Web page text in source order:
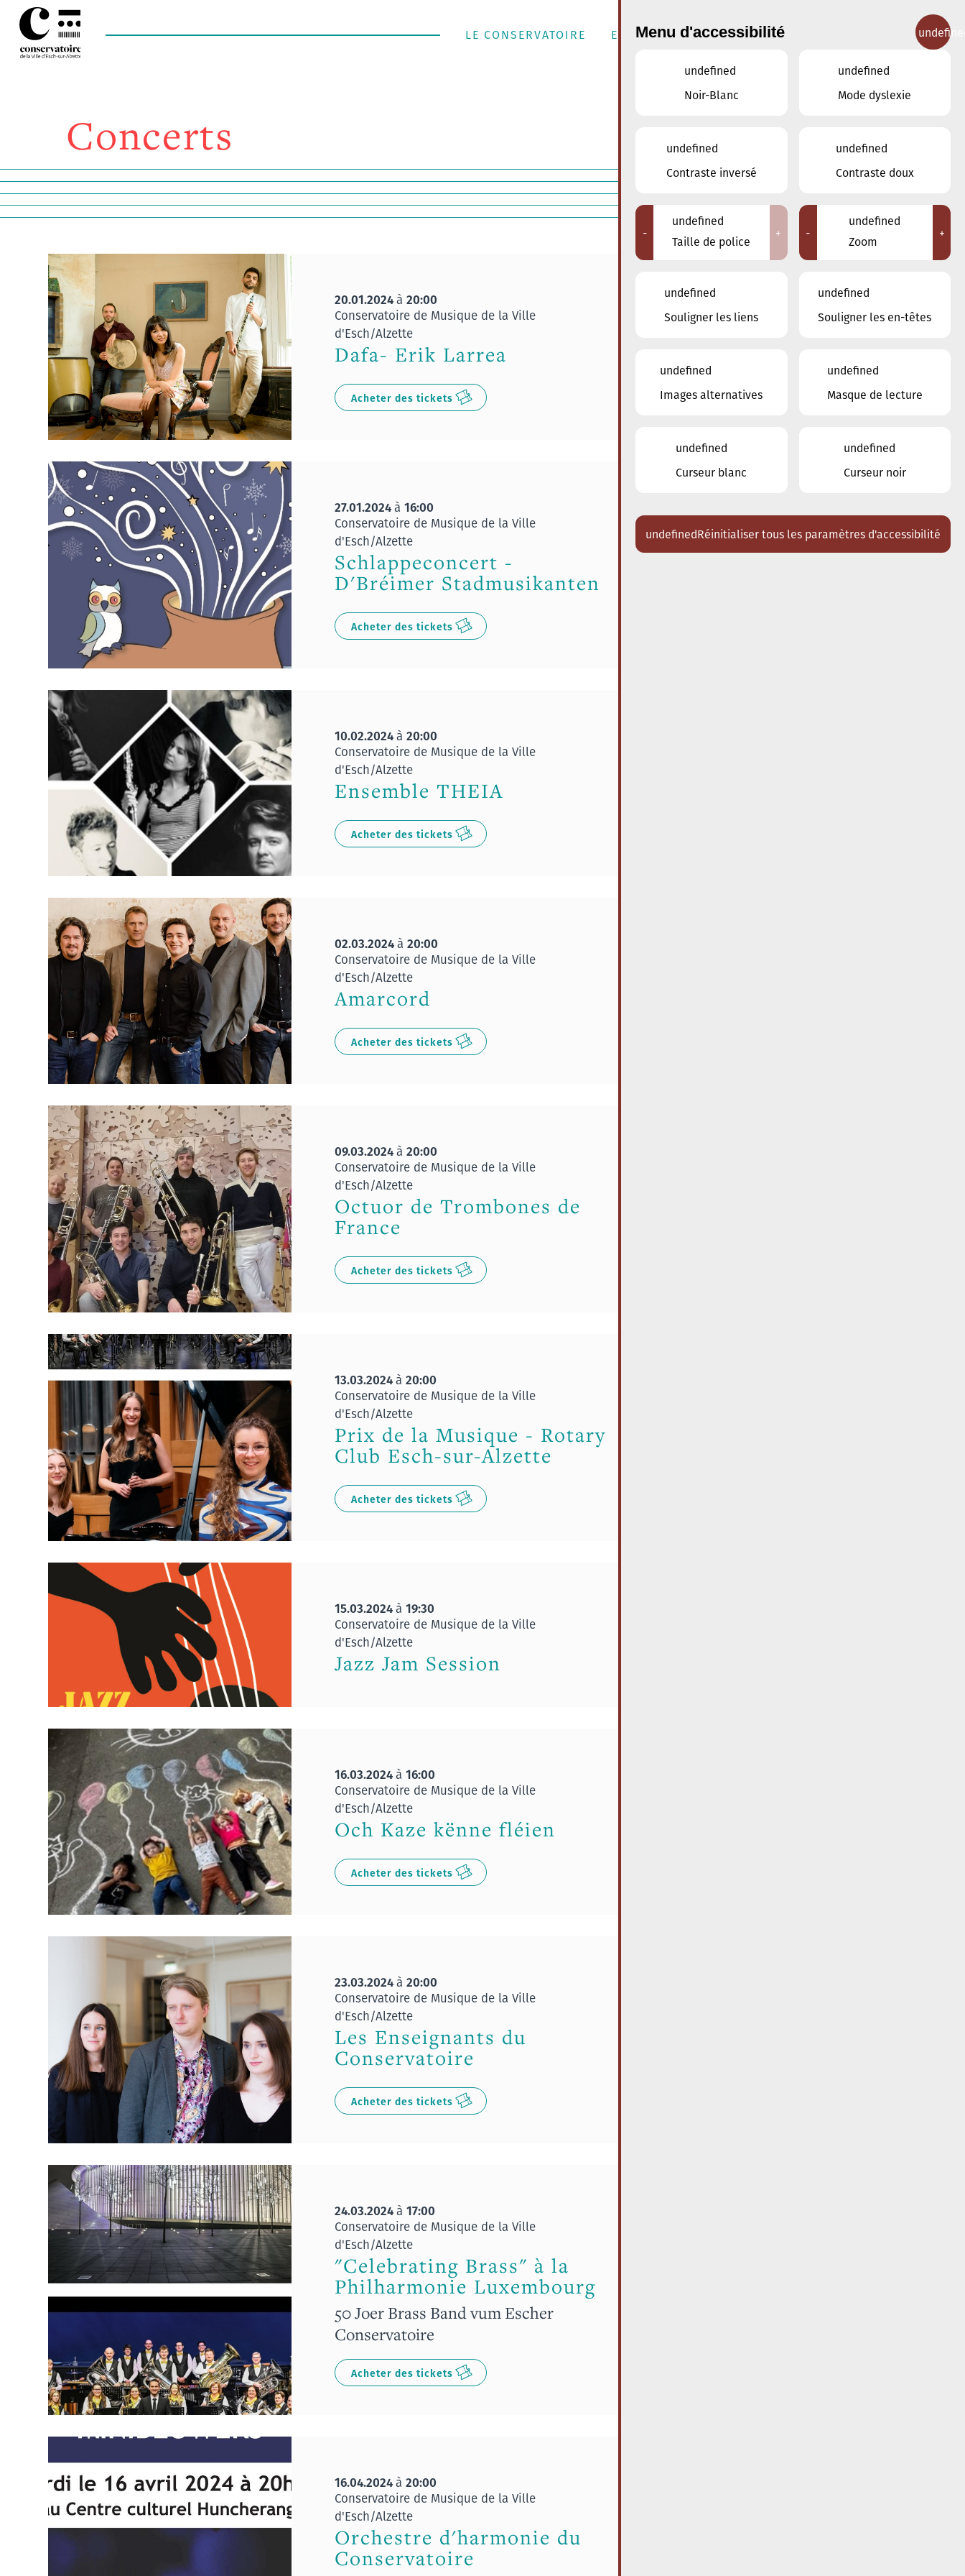
LE CONSERVATOIRE ENSEIGNEMENT MUSICAL CONTACT
Concerts
20.01.2024à 20:00
Conservatoire de Musique de la Ville
d'Esch/Alzette
Dafa- Erik Larrea
Acheter des tickets
27.01.2024à 16:00
Conservatoire de Musique de la Ville
d'Esch/Alzette
Schlappeconcert -
D'Bréimer Stadmusikanten
Acheter des tickets
10.02.2024à 20:00
Conservatoire de Musique de la Ville
d'Esch/Alzette
Ensemble THEIA
Acheter des tickets
02.03.2024à 20:00
Conservatoire de Musique de la Ville
d'Esch/Alzette
Amarcord
Acheter des tickets
09.03.2024à 20:00
Conservatoire de Musique de la Ville
d'Esch/Alzette
Octuor de Trombones de
France
Acheter des tickets
13.03.2024à 20:00
Conservatoire de Musique de la Ville
d'Esch/Alzette
Prix de la Musique - Rotary
Club Esch-sur-Alzette
Acheter des tickets
15.03.2024à 19:30
Conservatoire de Musique de la Ville
d'Esch/Alzette
Jazz Jam Session
16.03.2024à 16:00
Conservatoire de Musique de la Ville
d'Esch/Alzette
Och Kaze kënne fléien
Acheter des tickets
23.03.2024à 20:00
Conservatoire de Musique de la Ville
d'Esch/Alzette
Les Enseignants du
Conservatoire
Acheter des tickets
24.03.2024à 17:00
Conservatoire de Musique de la Ville
d'Esch/Alzette
"Celebrating Brass" à la
Philharmonie Luxembourg
50 Joer Brass Band vum Escher
Conservatoire
Acheter des tickets
16.04.2024à 20:00
Conservatoire de Musique de la Ville
d'Esch/Alzette
Orchestre d'harmonie du
Conservatoire
Lieux
Tous
Ariston
Conservatoire de Musique de la Ville
d'Esch/Alzette
Eglise décanale St. Joseph / Esch
Escher Theater - Esch-sur-Alzette
Restaurant FeVi Bosque
Menu d'accessibilité
undefined
Noir-Blanc
undefined
Mode dyslexie
undefined
Contraste inversé
undefined
Contraste doux
-
undefined
Taille de police
+ -
undefined
Zoom
+
undefined
Souligner les liens
undefined
Souligner les en-têtes
undefined
Images alternatives
undefined
Masque de lecture
undefined
Curseur blanc
undefined
Curseur noir
undefinedRéinitialiser tous les paramètres d'accessibilité